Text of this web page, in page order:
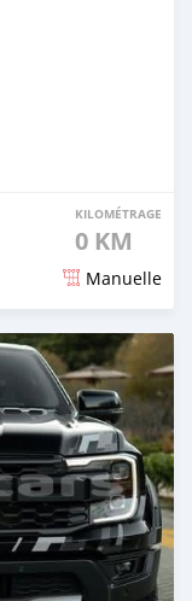
KILOMÉTRAGE
0 KM
Manuelle